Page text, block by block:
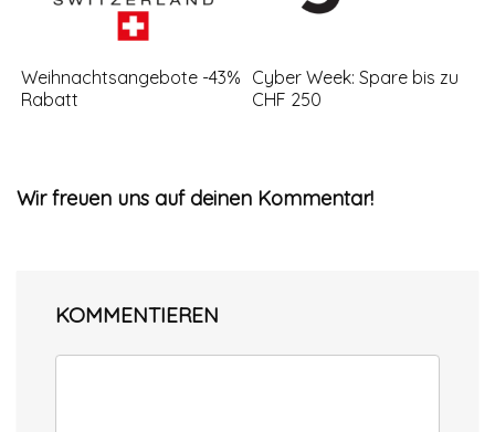
Weihnachtsangebote -43%
Rabatt
Cyber Week: Spare bis zu
CHF 250
Wir freuen uns auf deinen Kommentar!
KOMMENTIEREN